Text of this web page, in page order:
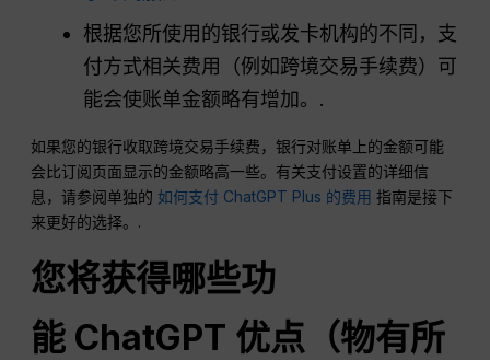
根据您所使用的银行或发卡机构的不同，支
付方式相关费用（例如跨境交易手续费）可
能会使账单金额略有增加。.
如果您的银行收取跨境交易手续费，银行对账单上的金额可能
会比订阅页面显示的金额略高一些。有关支付设置的详细信
息，请参阅单独的如何支付 ChatGPT Plus 的费用 指南是接下
来更好的选择。.
您将获得哪些功
能 ChatGPT 优点（物有所